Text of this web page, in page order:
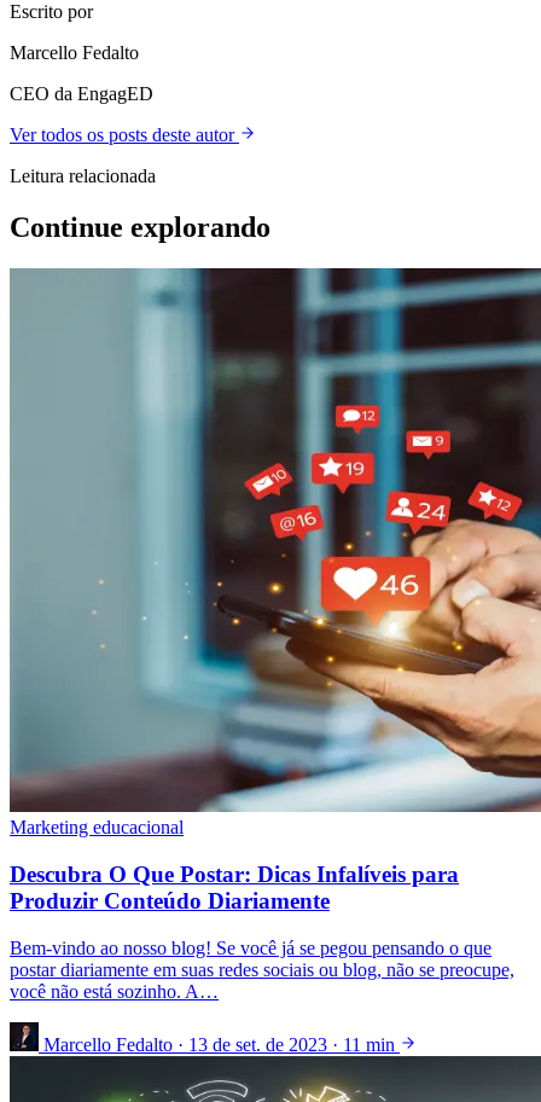
Escrito por
Marcello Fedalto
CEO da EngagED
Ver todos os posts deste autor
Leitura relacionada
Continue explorando
Marketing educacional
Descubra O Que Postar: Dicas Infalíveis para
Produzir Conteúdo Diariamente
Bem-vindo ao nosso blog! Se você já se pegou pensando o que
postar diariamente em suas redes sociais ou blog, não se preocupe,
você não está sozinho. A…
Marcello Fedalto · 13 de set. de 2023 · 11 min